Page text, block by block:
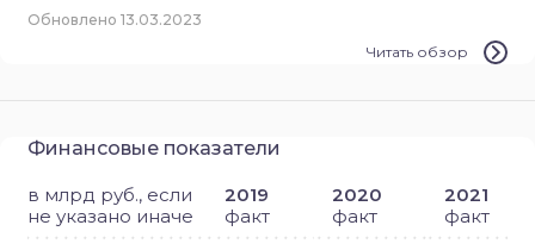
Обновлено 13.03.2023
Читать обзор
Финансовые показатели
в млрд руб., если
не указано иначе
2019
факт
2020
факт
2021
факт